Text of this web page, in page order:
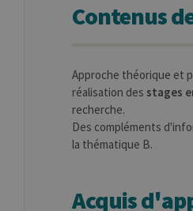
Contenus
Approche théorique et
réalisation des stages
recherche.
Des compléments
la thématique B.
Acquis